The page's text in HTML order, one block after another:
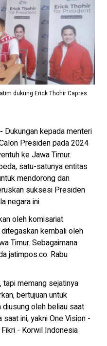
dukung Erick Thohir Capres
Dukungan kepada menteri
Presiden pada 2024
ke Jawa Timur.
satu-satunya entitas
mendorong dan
suksesi Presiden
negara ini.
oleh komisariat
kembali oleh
Timur. Sebagaimana
jatimpos.co. Rabu
tapi memang sejatinya
bertujuan untuk
oleh beliau saat
ini, yakni One Vision -
- Korwil Indonesia